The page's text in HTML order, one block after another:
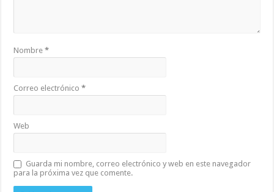
Nombre*
Correo electrónico*
Web
Guarda mi nombre, correo electrónico y web en este navegador
para la próxima vez que comente.